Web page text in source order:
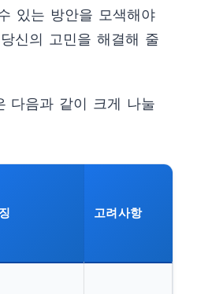
있는 방안을 모색해야
신의 고민을 해결해 줄
다음과 같이 크게 나눌
고려사항